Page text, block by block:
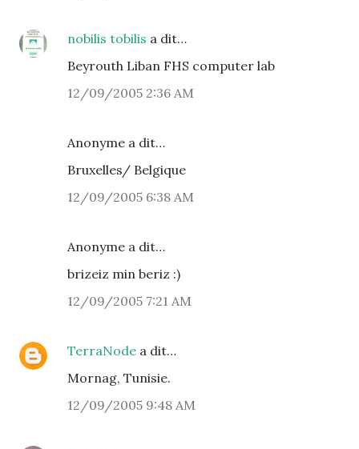
nobilis tobilis a dit…
Beyrouth Liban FHS computer lab
12/09/2005 2:36 AM
Anonyme a dit…
Bruxelles/ Belgique
12/09/2005 6:38 AM
Anonyme a dit…
brizeiz min beriz :)
12/09/2005 7:21 AM
TerraNode a dit…
Mornag, Tunisie.
12/09/2005 9:48 AM